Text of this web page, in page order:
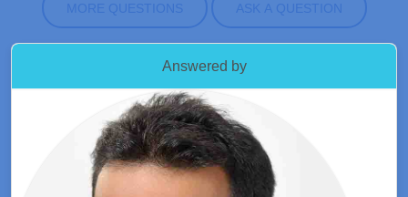
MORE QUESTIONS ASK A QUESTION
Answered by